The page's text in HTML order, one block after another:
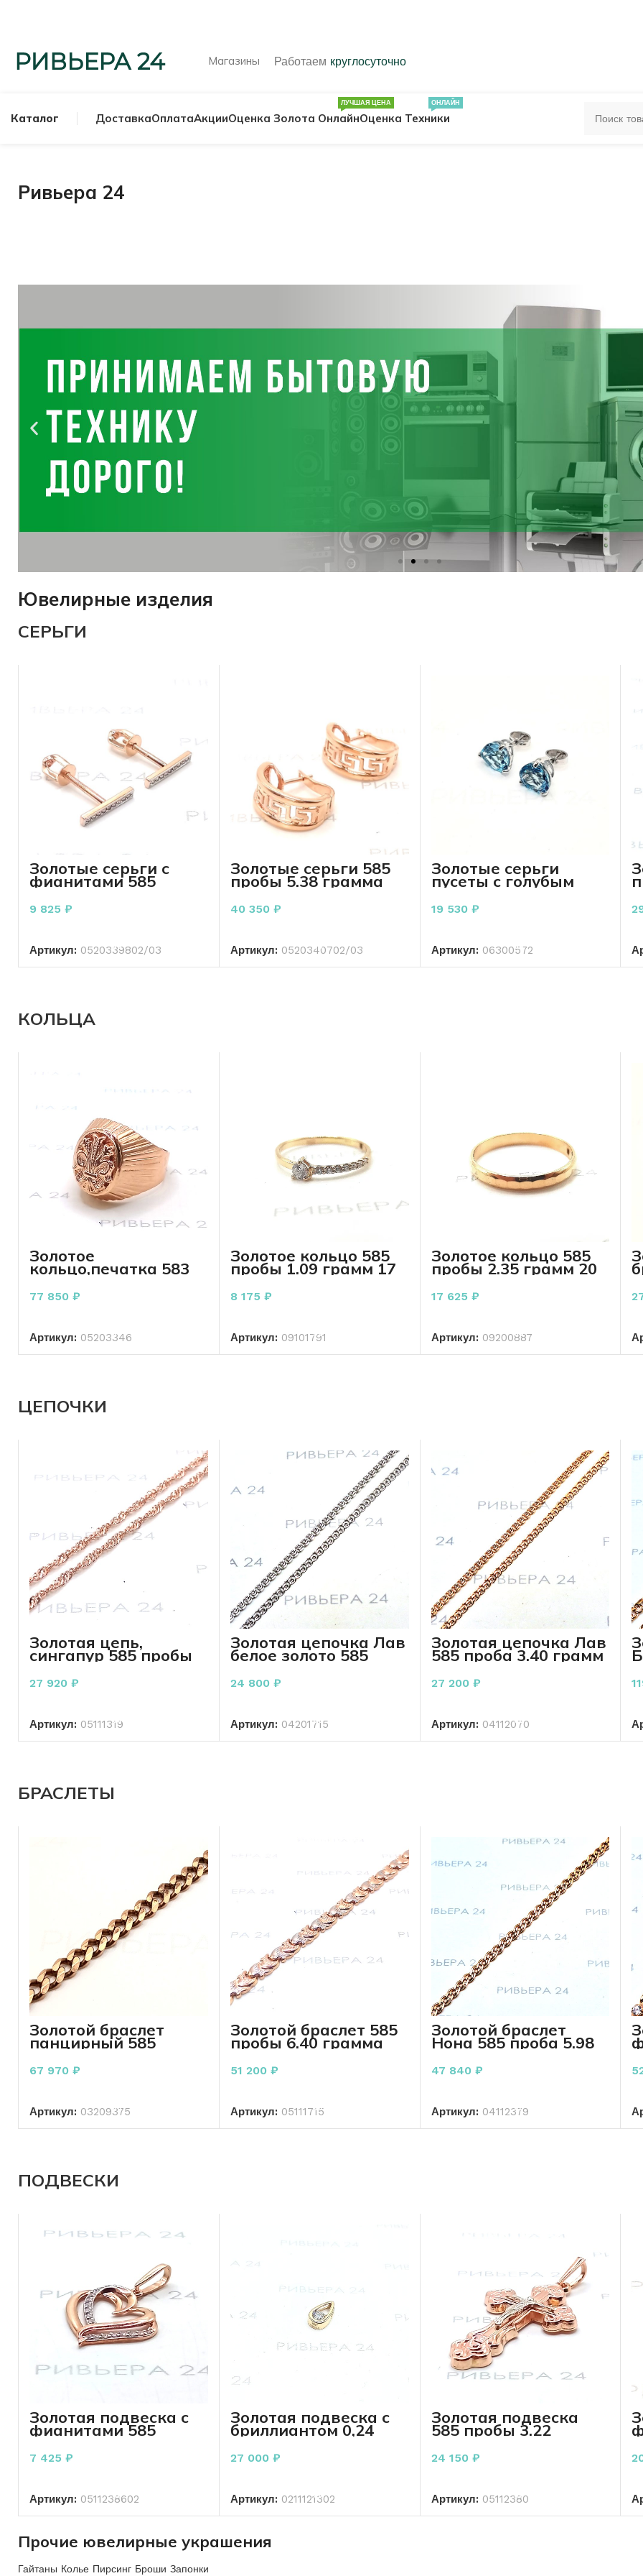
Магазины Работаем круглосуточно
Каталог ДоставкаОплатаАкцииОценка Золота Онлайн
ЛУЧШАЯ ЦЕНА
Оценка Техники
ОНЛАЙН
Ривьера 24
онлайн!
Ювелирные изделия
СЕРЬГИ
Золотые серьги с
фианитами 585
пробы 1.31 грамма
9 825 ₽
Артикул: 0520339802/03
Золотые серьги 585
пробы 5.38 грамма
40 350 ₽
Артикул: 0520340702/03
Золотые серьги
пусеты с голубым
топазом 585 пробы
2.79 грамм
19 530 ₽
Артикул: 06300572
КОЛЬЦА
Золотое
кольцо,печатка 583
пробы 10.38 грамма
77 850 ₽
Артикул: 05203346
Золотое кольцо 585
пробы 1.09 грамм 17
р-р
8 175 ₽
Артикул: 09101791
Золотое кольцо 585
пробы 2.35 грамм 20
р-р
17 625 ₽
Артикул: 09200887
ЦЕПОЧКИ
Золотая цепь,
сингапур 585 пробы
3.49 грамма
27 920 ₽
Артикул: 05111319
Золотая цепочка Лав
белое золото 585
см
24 800 ₽
Артикул: 04201715
Золотая цепочка Лав
585 проба 3.40 грамм
27 200 ₽
Артикул: 04112070
БРАСЛЕТЫ
Золотой браслет
панцирный 585
пробы 9.71 грамм 22
см.
67 970 ₽
Артикул: 03209375
Золотой браслет 585
пробы 6.40 грамма
51 200 ₽
Артикул: 05111715
Золотой браслет
Нона 585 проба 5.98
грамм 22 см
47 840 ₽
Артикул: 04112379
ПОДВЕСКИ
Золотая подвеска с
фианитами 585
пробы 0.99 грамма
7 425 ₽
Артикул: 0511238602
Золотая подвеска с
бриллиантом 0,24
Карат 585 пробы 0,73
грамм
27 000 ₽
Артикул: 0211121302
Золотая подвеска
585 пробы 3.22
грамма
24 150 ₽
Артикул: 05112380
Прочие ювелирные украшения
Гайтаны Колье Пирсинг Броши Запонки